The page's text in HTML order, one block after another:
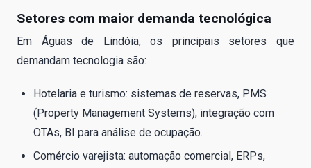
Setores com maior demanda tecnológica
Em Águas de Lindóia, os principais setores que
demandam tecnologia são:
Hotelaria e turismo: sistemas de reservas, PMS
(Property Management Systems), integração com
OTAs, BI para análise de ocupação.
Comércio varejista: automação comercial, ERPs,